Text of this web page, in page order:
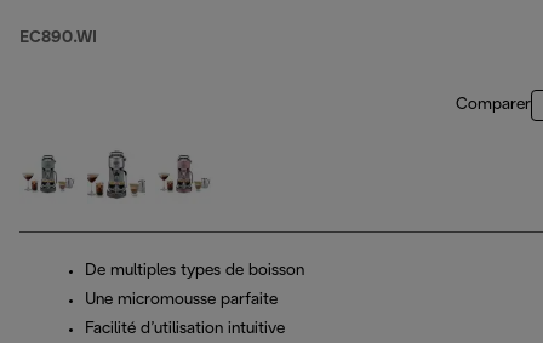
EC890.WI
Comparer
De multiples types de boisson
Une micromousse parfaite
Facilité d’utilisation intuitive